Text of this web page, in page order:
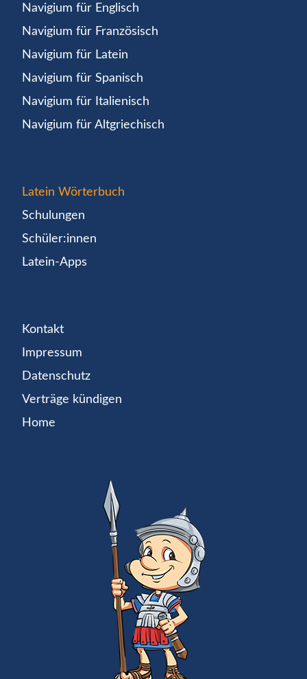
Navigium für Englisch
Navigium für Französisch
Navigium für Latein
Navigium für Spanisch
Navigium für Italienisch
Navigium für Altgriechisch
Latein Wörterbuch
Schulungen
Schüler:innen
Latein-Apps
Kontakt
Impressum
Datenschutz
Verträge kündigen
Home